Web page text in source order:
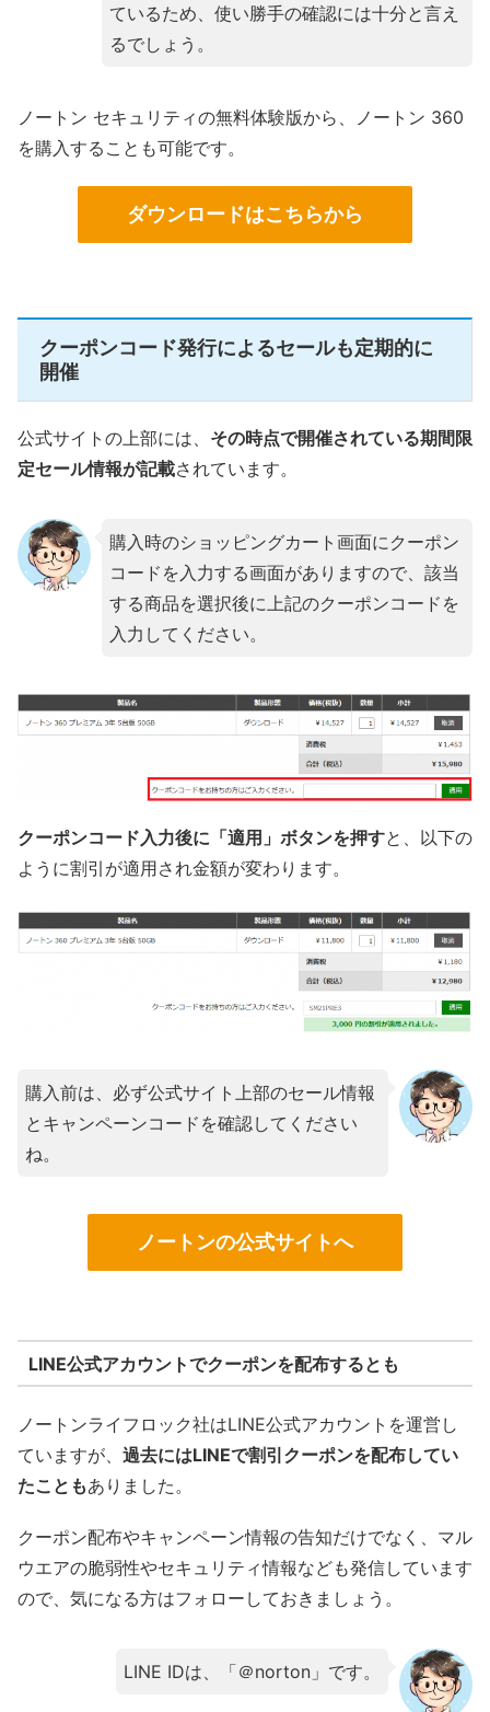
ているため、使い勝手の確認には十分と言え
るでしょう。
ノートン セキュリティの無料体験版から、ノートン 360
を購入することも可能です。
ダウンロードはこちらから
クーポンコード発行によるセールも定期的に
開催
公式サイトの上部には、 その時点で開催されている期間限
定セール情報が記載されています。
購入時のショッピングカート画面にクーポン
コードを入力する画面がありますので、該当
する商品を選択後に上記のクーポンコードを
入力してください。
クーポンコード入力後に「適用」ボタンを押すと、以下の
ように割引が適用され金額が変わります。
購入前は、必ず公式サイト上部のセール情報
とキャンペーンコードを確認してください
ね。
ノートンの公式サイトへ
LINE公式アカウントでクーポンを配布するとも
ノートンライフロック社はLINE公式アカウントを運営し
ていますが、 過去にはLINEで割引クーポンを配布してい
たこともありました。
クーポン配布やキャンペーン情報の告知だけでなく、マル
ウエアの脆弱性やセキュリティ情報なども発信しています
ので、気になる方はフォローしておきましょう。
LINE IDは、「＠norton」です。